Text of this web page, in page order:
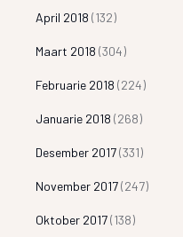
April 2018 (132)
Maart 2018 (304)
Februarie 2018 (224)
Januarie 2018 (268)
Desember 2017(331)
November 2017(247)
Oktober 2017(138)